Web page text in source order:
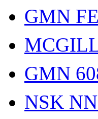
GMN
GMN
NSK